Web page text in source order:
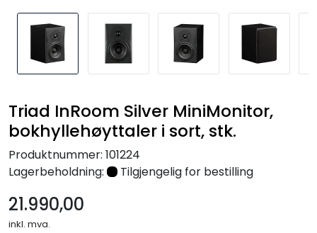
Triad InRoom Silver MiniMonitor,
bokhyllehøyttaler i sort, stk.
Produktnummer: 101224
Lagerbeholdning:
Tilgjengelig for bestilling
21.990,00
inkl. mva.